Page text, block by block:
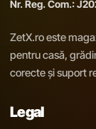
Nr. Reg. Com.:
ZetX.ro este
pentru casă,
corecte și suport
Legal